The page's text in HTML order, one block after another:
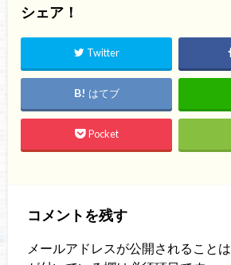
シェア！
Twitter
はてブ
Pocket
コメントを残す
メールアドレスが公開されることは